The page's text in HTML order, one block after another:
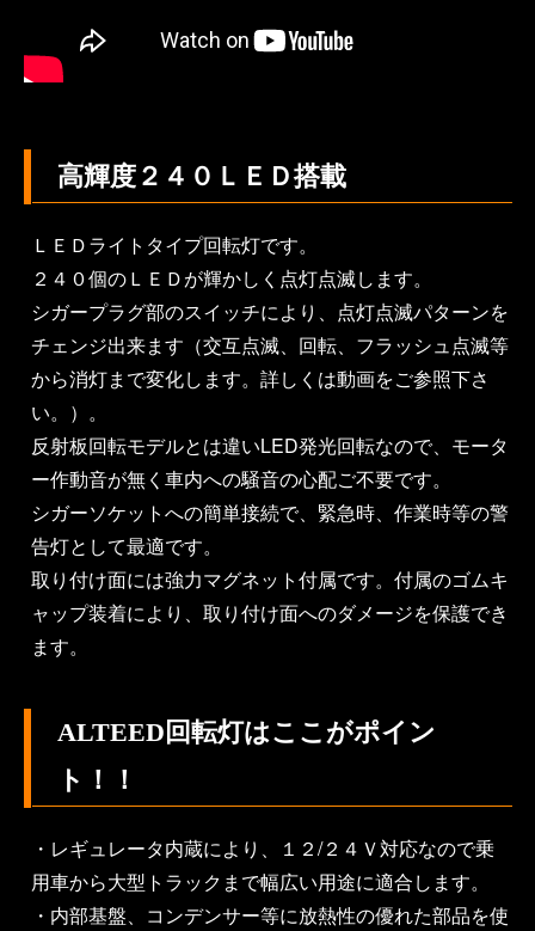
高輝度２４０ＬＥＤ搭載
ＬＥＤライトタイプ回転灯です。
２４０個のＬＥＤが輝かしく点灯点滅します。
シガープラグ部のスイッチにより、点灯点滅パターンを
チェンジ出来ます（交互点滅、回転、フラッシュ点滅等
から消灯まで変化します。詳しくは動画をご参照下さ
い。）。
反射板回転モデルとは違いLED発光回転なので、モータ
ー作動音が無く車内への騒音の心配ご不要です。
シガーソケットへの簡単接続で、緊急時、作業時等の警
告灯として最適です。
取り付け面には強力マグネット付属です。付属のゴムキ
ャップ装着により、取り付け面へのダメージを保護でき
ます。
ALTEED回転灯はここがポイン
ト！！
・レギュレータ内蔵により、１２/２４Ｖ対応なので乗
用車から大型トラックまで幅広い用途に適合します。
・内部基盤、コンデンサー等に放熱性の優れた部品を使